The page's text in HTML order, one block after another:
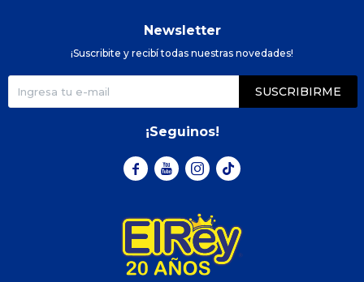
Newsletter
¡Suscribite y recibí todas nuestras novedades!
SUSCRIBIRME
¡Seguinos!
  